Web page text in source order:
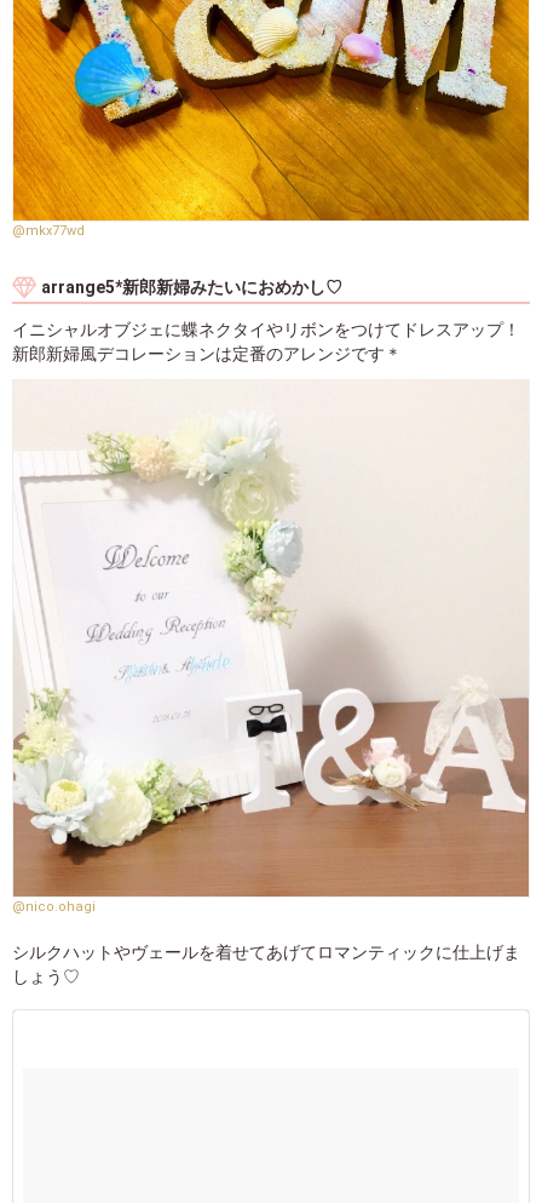
@mkx77wd
arrange5*新郎新婦みたいにおめかし♡
イニシャルオブジェに蝶ネクタイやリボンをつけてドレスアップ！
新郎新婦風デコレーションは定番のアレンジです＊
@nico.ohagi
シルクハットやヴェールを着せてあげてロマンティックに仕上げま
しょう♡